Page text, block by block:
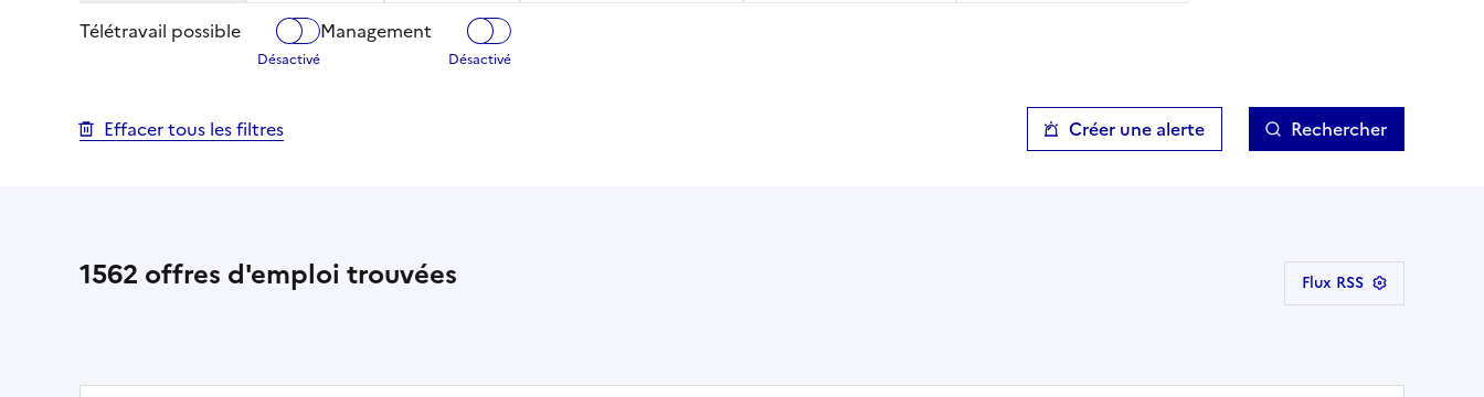
Télétravail possible
Management
Effacer tous les filtres Créer une alerte Rechercher
1562 offres d'emploi trouvées Flux RSS